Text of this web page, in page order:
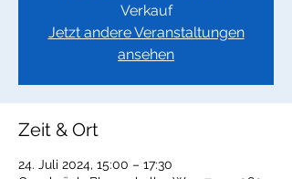
Verkauf
Jetzt andere Veranstaltungen
ansehen
Zeit & Ort
24. Juli 2024, 15:00 – 17:30